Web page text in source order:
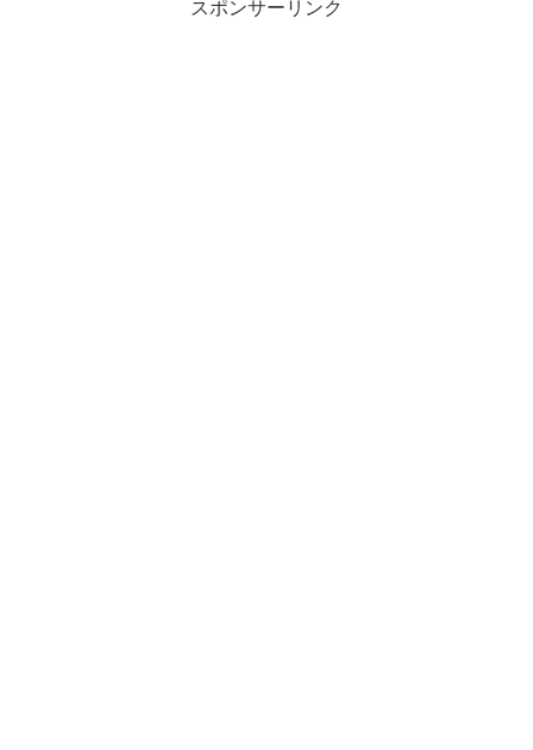
スポンサーリンク